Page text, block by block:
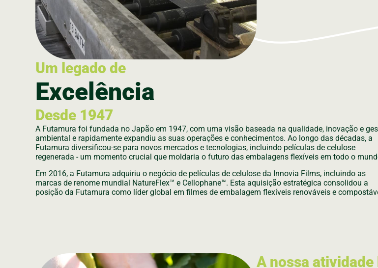
Um legado de
Excelência
Desde 1947
A Futamura foi fundada no Japão em 1947, com uma visão baseada na qualidade, inovação e
ambiental e rapidamente expandiu as suas operações e conhecimentos. Ao longo das décadas, a
Futamura diversificou-se para novos mercados e tecnologias, incluindo películas de celulose
regenerada - um momento crucial que moldaria o futuro das embalagens flexíveis em todo o
Em 2016, a Futamura adquiriu o negócio de películas de celulose da Innovia Films, incluindo as
marcas de renome mundial NatureFlex™ e Cellophane™. Esta aquisição estratégica consolidou a
posição da Futamura como líder global em filmes de embalagem flexíveis renováveis e
A nossa atividade